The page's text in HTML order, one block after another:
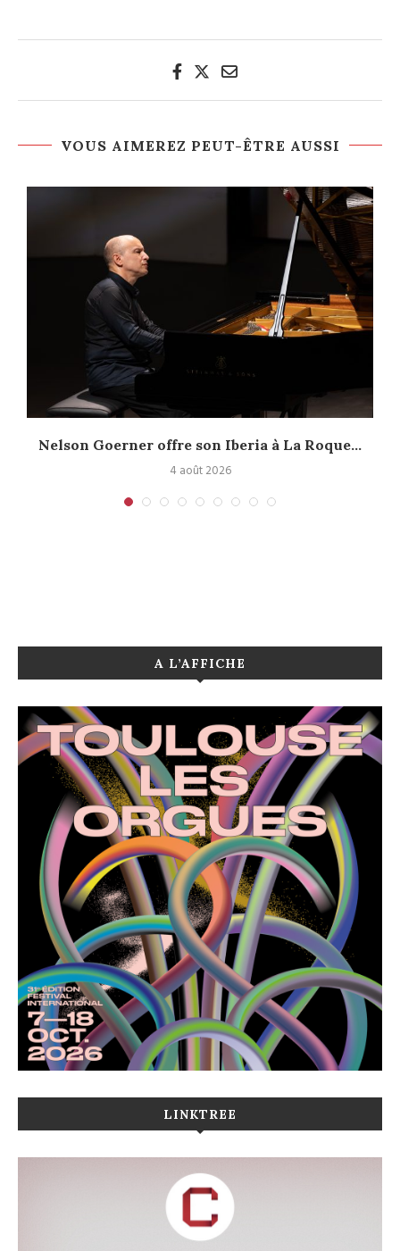
VOUS AIMEREZ PEUT-ÊTRE AUSSI
Nelson Goerner offre son Iberia à La Roque...
4 août 2026
A L’AFFICHE
LINKTREE